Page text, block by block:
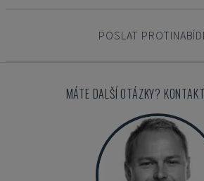
POSLAT
MÁTE DALŠÍ OTÁZKY?